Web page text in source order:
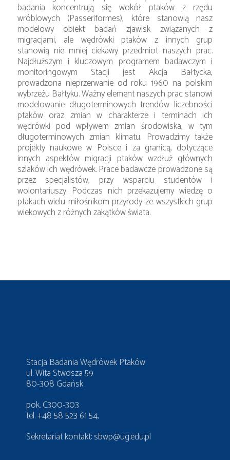
badania koncentrują się wokół ptaków z rzędu
wróblowych (Passeriformes), które stanowią nasz
modelowy obiekt badań zjawisk związanych z
migracjami, ale wędrówki ptaków z innych grup
stanowią nie mniej ciekawy przedmiot naszych prac.
Najdłuższym i kluczowym programem badawczym i
monitoringowym Stacji jest Akcja Bałtycka,
prowadzona nieprzerwanie od roku 1960 na polskim
wybrzeżu Bałtyku. Ważny element naszych prac stanowi
modelowanie długoterminowych trendów liczebności
ptaków oraz zmian w charakterze i terminach ich
wędrówki pod wpływem zmian środowiska, w tym
długoterminowych zmian klimatu. Prowadzimy także
projekty naukowe w Polsce i za granicą, dotyczące
innych aspektów migracji ptaków wzdłuż głównych
szlaków ich wędrówek. Prace badawcze prowadzone są
przez specjalistów, przy wsparciu studentów i
wolontariuszy. Podczas nich przekazujemy wiedzę o
ptakach wielu miłośnikom przyrody ze wszystkich grup
wiekowych z różnych zakątków świata.
Stacja Badania Wędrówek Ptaków
ul. Wita Stwosza 59
80-308 Gdańsk
pok. C300-303
tel. +48 58 523 61 54,
Sekretariat kontakt:sbwp@ug.edu.pl